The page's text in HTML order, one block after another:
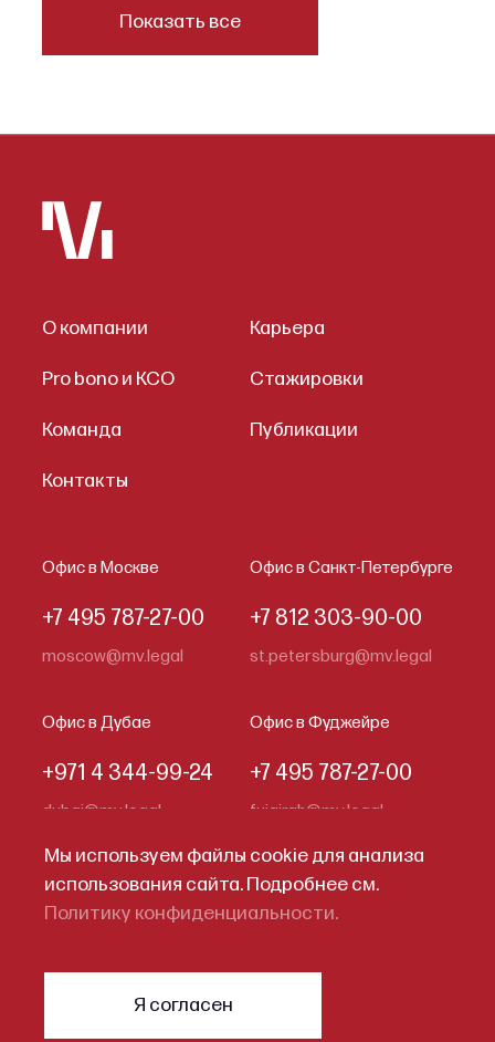
Показать все
О компании Карьера
Pro bono и КСО Стажировки
Команда Публикации
Контакты
Офис в Москве
+7 495 787-27-00
moscow@mv.legal
Офис в Санкт-Петербурге
+7 812 303-90-00
st.petersburg@mv.legal
Офис в Дубае
+971 4 344-99-24
dubai@mv.legal
Офис в Фуджейре
+7 495 787-27-00
fujairah@mv.legal
Кодекс делового поведения
Мы используем файлы cookie для анализа
использования сайта. Подробнее см.
Политику конфиденциальности.
Я согласен